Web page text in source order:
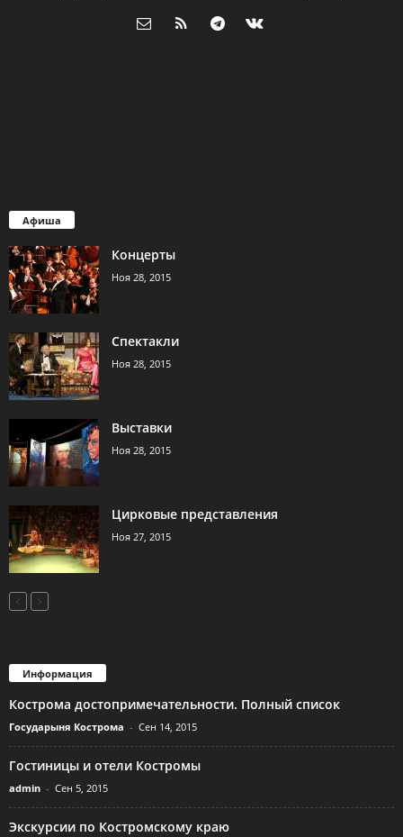
Афиша
Концерты
Ноя 28, 2015
Спектакли
Ноя 28, 2015
Выставки
Ноя 28, 2015
Цирковые представления
Ноя 27, 2015
Информация
Кострома достопримечательности. Полный список
Государыня Кострома - Сен 14, 2015
Гостиницы и отели Костромы
admin - Сен 5, 2015
Экскурсии по Костромскому краю